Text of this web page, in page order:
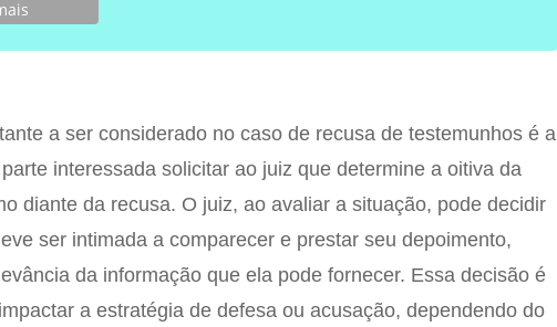
a ser considerado no caso de recusa de testemunhos é a
interessada solicitar ao juiz que determine a oitiva da
diante da recusa. O juiz, ao avaliar a situação, pode decidir
ser intimada a comparecer e prestar seu depoimento,
da informação que ela pode fornecer. Essa decisão é
a estratégia de defesa ou acusação, dependendo do